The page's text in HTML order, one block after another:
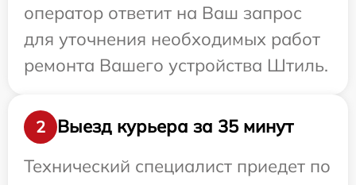
оператор ответит на Ваш запрос
для уточнения необходимых работ
ремонта Вашего устройства Штиль.
2
Выезд курьера за 35 минут
Технический специалист приедет по